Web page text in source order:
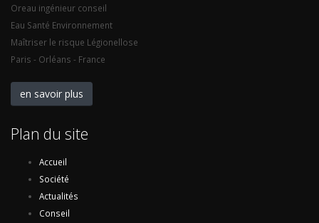
Oreau ingénieur conseil
Eau Santé Environnement
Maîtriser le risque Légionellose
Paris - Orléans - France
en savoir plus
Plan du site
Accueil
Société
Actualités
Conseil